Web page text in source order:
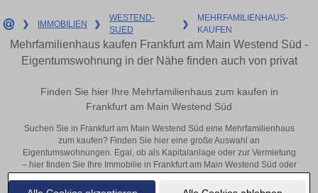
❯ IMMOBILIEN ❯
WESTEND-
SUED
❯
MEHRFAMILIENHAUS-
KAUFEN
Mehrfamilienhaus kaufen Frankfurt am Main Westend Süd -
Eigentumswohnung in der Nähe finden auch von privat
Finden Sie hier Ihre Mehrfamilienhaus zum kaufen in
Frankfurt am Main Westend Süd
Suchen Sie in Frankfurt am Main Westend Süd eine Mehrfamilienhaus
zum kaufen? Finden Sie hier eine große Auswahl an
Eigentumswohnungen. Egal, ob als Kapitalanlage oder zur Vermietung
– hier finden Sie Ihre Immobilie in Frankfurt am Main Westend Süd oder